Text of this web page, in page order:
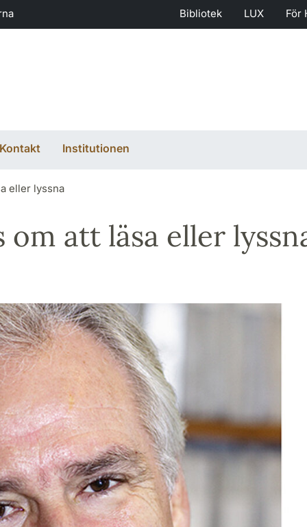
Bibliotek LUX För
Kontakt Institutionen
eller lyssna
att läsa eller